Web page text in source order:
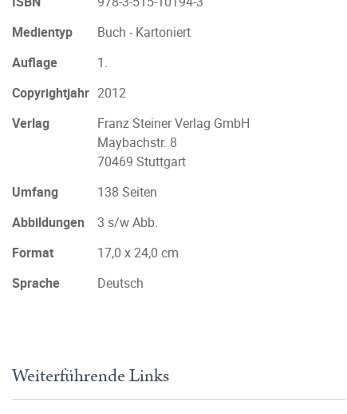
Medientyp
Buch - Kartoniert
Auflage
1.
Copyrightjahr 2012
Verlag
Franz Steiner Verlag GmbH
Maybachstr. 8
70469 Stuttgart
Umfang
138 Seiten
Abbildungen
3 s/w Abb.
Format
17,0 x 24,0 cm
Sprache
Deutsch
Weiterführende Links